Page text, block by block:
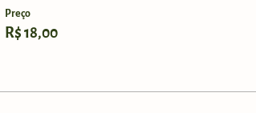
Preço
R$ 18,00